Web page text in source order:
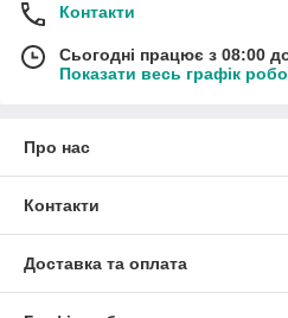
Контакти
Сьогодні працює з 08:00
Показати весь графік
Про нас
Контакти
Доставка та оплата